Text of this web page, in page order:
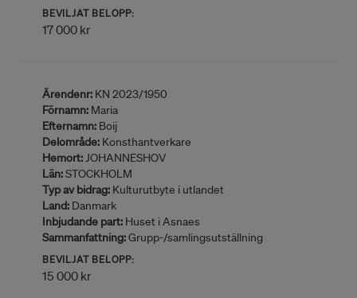
BEVILJAT BELOPP:
17 000 kr
Ärendenr: KN 2023/1950
Förnamn: Maria
Efternamn: Boij
Delområde: Konsthantverkare
Hemort:JOHANNESHOV
Län:STOCKHOLM
Typ av bidrag: Kulturutbyte i utlandet
Land: Danmark
Inbjudande part: Huset i Asnaes
Sammanfattning:Grupp-/samlingsutställning
BEVILJAT BELOPP:
15 000 kr